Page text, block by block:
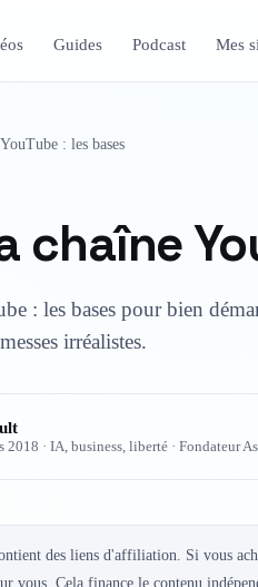
Guides Podcast Mes
: les bases
chaîne
: les bases pour bien
irréalistes.
· IA, business, liberté · Fondateur
des liens d'affiliation. Si vous
vous. Cela finance le contenu